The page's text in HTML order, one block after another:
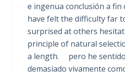
e ingenua conclusión a
have felt the difficulty far
surprised at others
principle of natural
a length. pero he
demasiado vivamente